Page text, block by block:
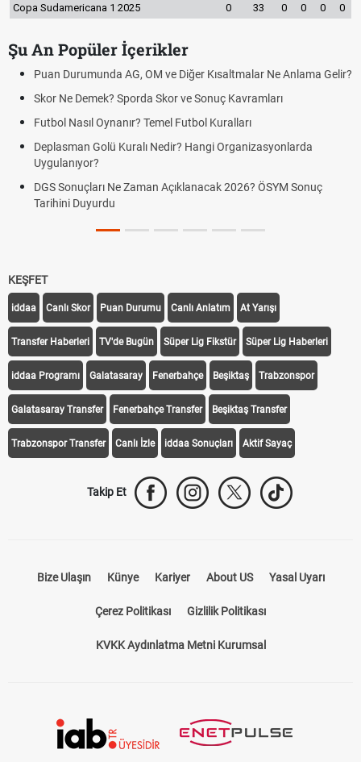
Copa Sudamericana 1 2025 0 33 0 0 0 0
Şu An Popüler İçerikler
Puan Durumunda AG, OM ve Diğer Kısaltmalar Ne Anlama Gelir?
Skor Ne Demek? Sporda Skor ve Sonuç Kavramları
Futbol Nasıl Oynanır? Temel Futbol Kuralları
Deplasman Golü Kuralı Nedir? Hangi Organizasyonlarda
Uygulanıyor?
DGS Sonuçları Ne Zaman Açıklanacak 2026? ÖSYM Sonuç
Tarihini Duyurdu
KEŞFET
iddaa Canlı Skor Puan Durumu Canlı Anlatım At Yarışı
Transfer Haberleri TV'de Bugün Süper Lig Fikstür Süper Lig Haberleri
iddaa Programı Galatasaray Fenerbahçe Beşiktaş Trabzonspor
Galatasaray Transfer Fenerbahçe Transfer Beşiktaş Transfer
Trabzonspor Transfer Canlı İzle iddaa Sonuçları Aktif Sayaç
Takip Et
Bize Ulaşın Künye Kariyer About US Yasal Uyarı
Çerez Politikası Gizlilik Politikası
KVKK Aydınlatma Metni Kurumsal